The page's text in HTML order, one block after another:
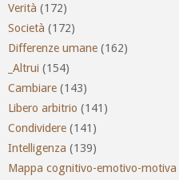
Verità (172)
Società (172)
Differenze umane (162)
_Altrui (154)
Cambiare (143)
Libero arbitrio (141)
Condividere (141)
Intelligenza (139)
Mappa cognitivo-emotivo-motiva